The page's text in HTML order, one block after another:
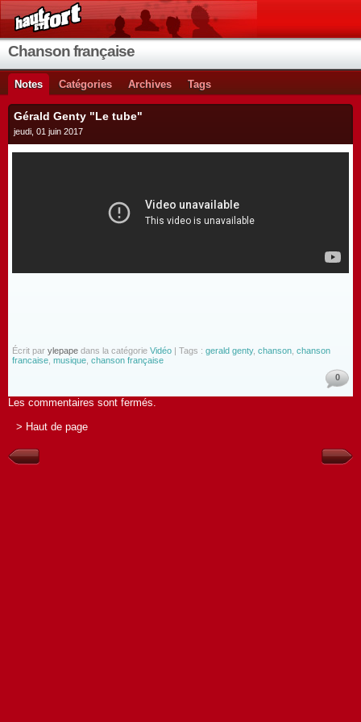
Chanson française
Notes Catégories Archives Tags
Gérald Genty "Le tube"
jeudi, 01 juin 2017
Écrit par ylepape dans la catégorie Vidéo | Tags : gerald genty, chanson chanson
francaise musique chanson française
0
Les commentaires sont fermés.
> Haut de page